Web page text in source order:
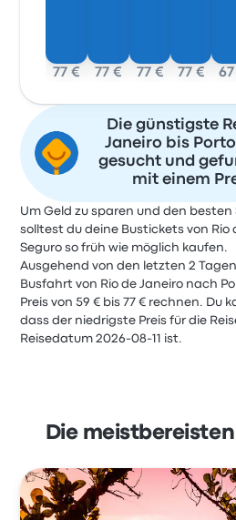
77 € 77 € 77 € 77 €
Die günstigste
Janeiro bis
gesucht und
mit einem
Um Geld zu sparen und den
solltest du deine Bustickets von Rio
Seguro so früh wie möglich kaufen.
Ausgehend von den letzten 2
Busfahrt von Rio de Janeiro nach
Preis von 59 € bis 77 € rechnen. Du
dass der niedrigste Preis für die
Reisedatum 2026-08-11 ist.
Die